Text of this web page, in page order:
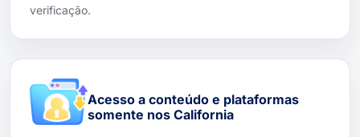
verificação.
Acesso a conteúdo e plataformas
somente nos California